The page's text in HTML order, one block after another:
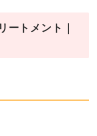
ートメント｜